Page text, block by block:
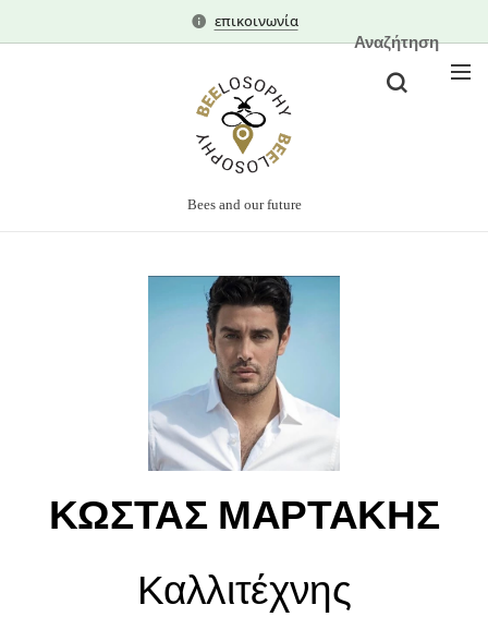
επικοινωνία
Bees and our future
Αναζήτηση
ΚΩΣΤΑΣ ΜΑΡΤΑΚΗΣ
Καλλιτέχνης